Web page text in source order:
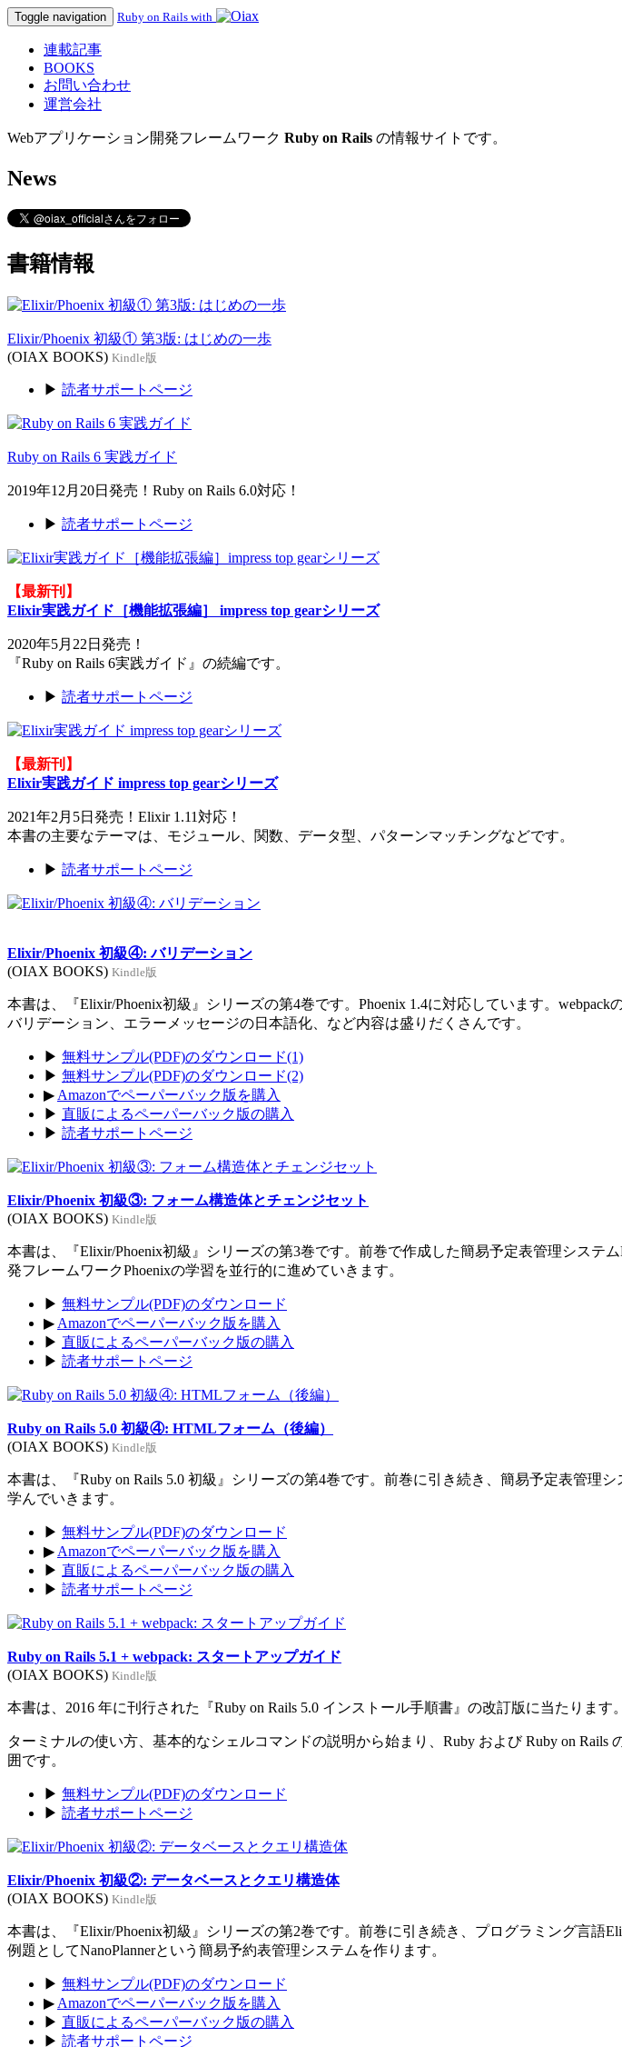
Toggle navigation Ruby on Rails with
連載記事
BOOKS
お問い合わせ
運営会社
Webアプリケーション開発フレームワーク Ruby on Rails の情報サイトです。
News
書籍情報
Elixir/Phoenix 初級① 第3版: はじめの一歩
(OIAX BOOKS) Kindle版
▶ 読者サポートページ
Ruby on Rails 6 実践ガイド
2019年12月20日発売！Ruby on Rails 6.0対応！
▶ 読者サポートページ
【最新刊】
Elixir実践ガイド［機能拡張編］ impress top gearシリーズ
2020年5月22日発売！
『Ruby on Rails 6実践ガイド』の続編です。
▶ 読者サポートページ
【最新刊】
Elixir実践ガイド impress top gearシリーズ
2021年2月5日発売！Elixir 1.11対応！
本書の主要なテーマは、モジュール、関数、データ型、パターンマッチングなどです。
▶ 読者サポートページ
Elixir/Phoenix 初級④: バリデーション
(OIAX BOOKS) Kindle版
本書は、『Elixir/Phoenix初級』シリーズの第4巻です。Phoenix 1.4に対応しています。
バリデーション、エラーメッセージの日本語化、など内容は盛りだくさんです。
▶ 無料サンプル(PDF)のダウンロード(1)
▶ 無料サンプル(PDF)のダウンロード(2)
▶ Amazonでペーパーバック版を購入
▶ 直販によるペーパーバック版の購入
▶ 読者サポートページ
Elixir/Phoenix 初級③: フォーム構造体とチェンジセット
(OIAX BOOKS) Kindle版
本書は、『Elixir/Phoenix初級』シリーズの第3巻です。前巻で作成した簡易予定表管理システ
発フレームワークPhoenixの学習を並行的に進めていきます。
▶ 無料サンプル(PDF)のダウンロード
▶ Amazonでペーパーバック版を購入
▶ 直販によるペーパーバック版の購入
▶ 読者サポートページ
Ruby on Rails 5.0 初級④: HTMLフォーム（後編）
(OIAX BOOKS) Kindle版
本書は、『Ruby on Rails 5.0 初級』シリーズの第4巻です。前巻に引き続き、簡易予定表管理
学んでいきます。
▶ 無料サンプル(PDF)のダウンロード
▶ Amazonでペーパーバック版を購入
▶ 直販によるペーパーバック版の購入
▶ 読者サポートページ
Ruby on Rails 5.1 + webpack: スタートアップガイド
(OIAX BOOKS) Kindle版
本書は、2016 年に刊行された『Ruby on Rails 5.0 インストール手順書』の改訂版に当たりま
ターミナルの使い方、基本的なシェルコマンドの説明から始まり、Ruby および Ruby on
囲です。
▶ 無料サンプル(PDF)のダウンロード
▶ 読者サポートページ
Elixir/Phoenix 初級②: データベースとクエリ構造体
(OIAX BOOKS) Kindle版
本書は、『Elixir/Phoenix初級』シリーズの第2巻です。前巻に引き続き、プログラミング言語
例題としてNanoPlannerという簡易予約表管理システムを作ります。
▶ 無料サンプル(PDF)のダウンロード
▶ Amazonでペーパーバック版を購入
▶ 直販によるペーパーバック版の購入
▶ 読者サポートページ